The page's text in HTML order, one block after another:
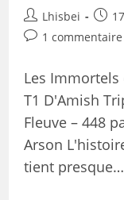
Lhisbei
1 commentaire
Les Immortels
T1 D'Amish
Fleuve – 448
Arson
tient presque…